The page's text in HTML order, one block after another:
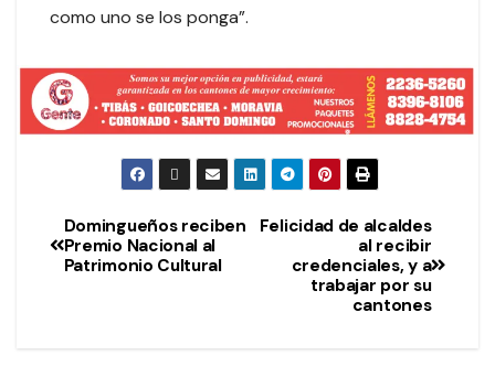
como uno se los ponga”.
Felicidad de alcaldes
al recibir
credenciales, y a
trabajar por su
cantones
Domingueños reciben
Premio Nacional al
Patrimonio Cultural